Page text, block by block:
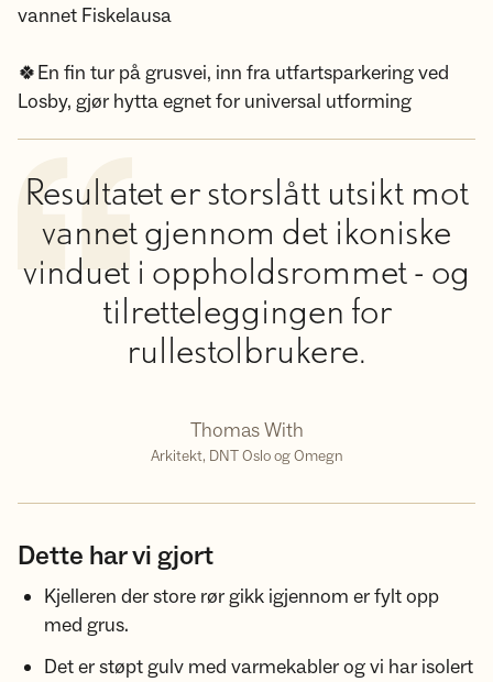
vannet Fiskelausa
🍀En fin tur på grusvei, inn fra utfartsparkering ved
Losby, gjør hytta egnet for universal utforming
Resultatet er storslått utsikt mot
vannet gjennom det ikoniske
vinduet i oppholdsrommet - og
tilretteleggingen for
rullestolbrukere.
Thomas With
Arkitekt, DNT Oslo og Omegn
Dette har vi gjort
Kjelleren der store rør gikk igjennom er fylt opp
med grus.
Det er støpt gulv med varmekabler og vi har isolert